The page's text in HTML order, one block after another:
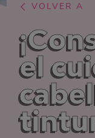
VOLVER A
el